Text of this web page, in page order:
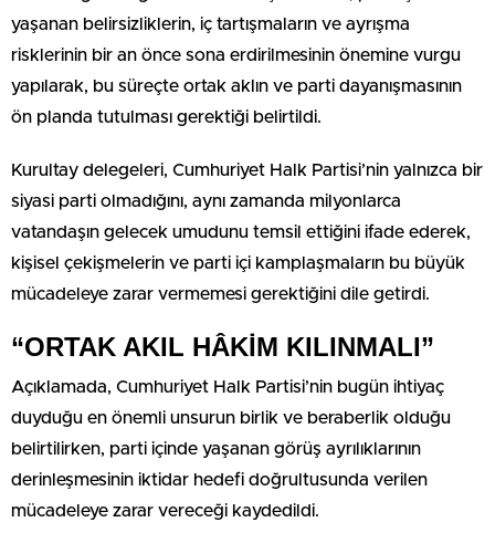
yaşanan belirsizliklerin, iç tartışmaların ve ayrışma
risklerinin bir an önce sona erdirilmesinin önemine vurgu
yapılarak, bu süreçte ortak aklın ve parti dayanışmasının
ön planda tutulması gerektiği belirtildi.
Kurultay delegeleri, Cumhuriyet Halk Partisi’nin yalnızca bir
siyasi parti olmadığını, aynı zamanda milyonlarca
vatandaşın gelecek umudunu temsil ettiğini ifade ederek,
kişisel çekişmelerin ve parti içi kamplaşmaların bu büyük
mücadeleye zarar vermemesi gerektiğini dile getirdi.
“ORTAK AKIL HÂKİM KILINMALI”
Açıklamada, Cumhuriyet Halk Partisi’nin bugün ihtiyaç
duyduğu en önemli unsurun birlik ve beraberlik olduğu
belirtilirken, parti içinde yaşanan görüş ayrılıklarının
derinleşmesinin iktidar hedefi doğrultusunda verilen
mücadeleye zarar vereceği kaydedildi.